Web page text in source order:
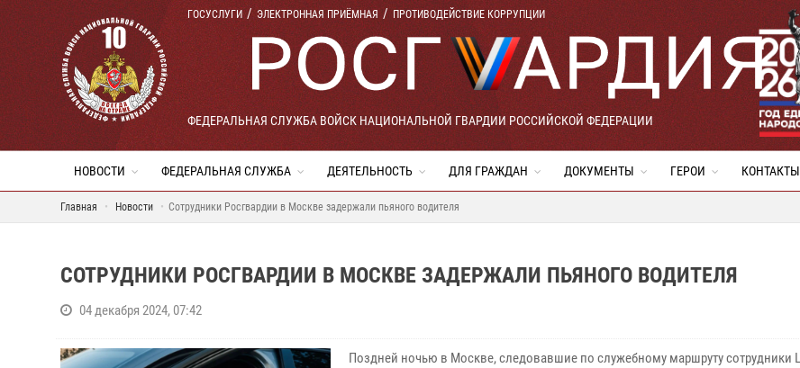
ГОСУСЛУГИ ЭЛЕКТРОННАЯ ПРИЁМНАЯ ПРОТИВОДЕЙСТВИЕ КОРРУПЦИИ
ФЕДЕРАЛЬНАЯ СЛУЖБА ВОЙСК НАЦИОНАЛЬНОЙ ГВАРДИИ РОССИЙСКОЙ ФЕДЕРАЦИИ
НОВОСТИ ФЕДЕРАЛЬНАЯ СЛУЖБА ДЕЯТЕЛЬНОСТЬ ДЛЯ ГРАЖДАН ДОКУМЕНТЫ ГЕРОИ КОНТАКТЫ
Главная Новости Сотрудники Росгвардии в Москве задержали пьяного водителя
СОТРУДНИКИ РОСГВАРДИИ В МОСКВЕ ЗАДЕРЖАЛИ ПЬЯНОГО ВОДИТЕЛЯ
04 декабря 2024, 07:42
Поздней ночью в Москве, следовавшие по служебному маршруту сотрудники